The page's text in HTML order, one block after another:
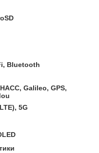
Bluetooth
Galileo, GPS,
5G